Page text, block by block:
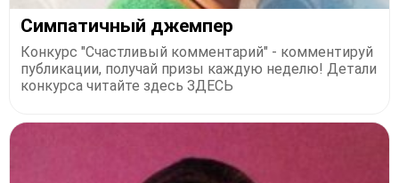
Симпатичный джемпер
Конкурс "Счастливый комментарий" - комментируй
публикации, получай призы каждую неделю! Детали
конкурса читайте здесь ЗДЕСЬ